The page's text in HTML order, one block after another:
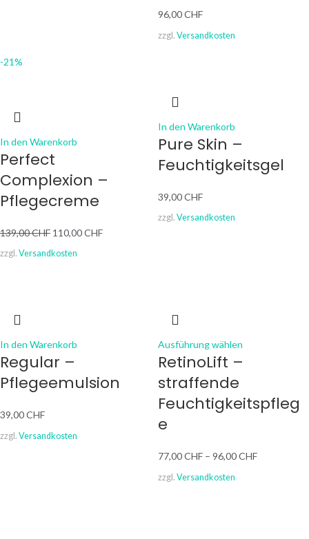
96,00CHF
zzgl. Versandkosten
-21%
In den Warenkorb
Perfect
Complexion –
Pflegecreme
139,00CHF 110,00CHF
zzgl. Versandkosten
In den Warenkorb
Pure Skin –
Feuchtigkeitsgel
39,00CHF
zzgl. Versandkosten
In den Warenkorb
Regular –
Pflegeemulsion
39,00CHF
zzgl. Versandkosten
Ausführung wählen
RetinoLift –
straffende
Feuchtigkeitspfleg
e
77,00CHF – 96,00CHF
zzgl. Versandkosten